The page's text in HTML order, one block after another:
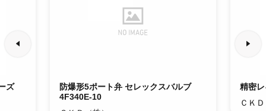
ズ
防爆形5ポート弁 セレックスバルブ
4F340E-10
精密
ＣＫ